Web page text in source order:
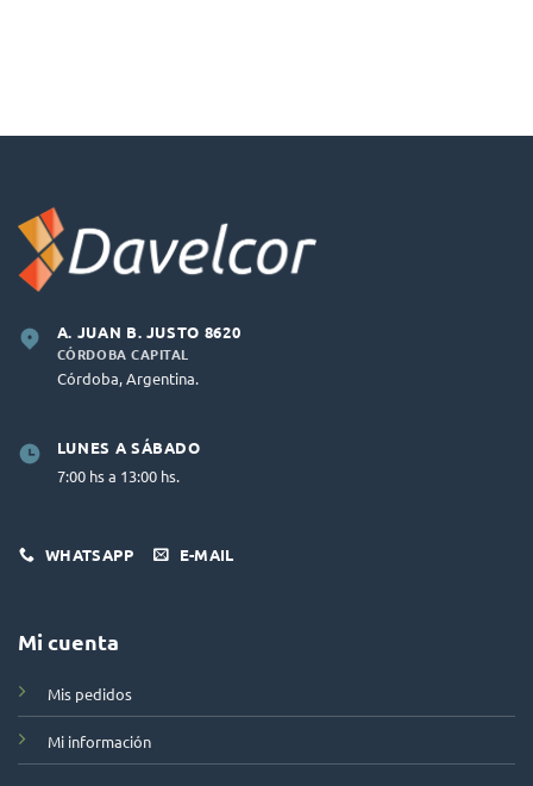
A. JUAN B. JUSTO 8620
CÓRDOBA CAPITAL
Córdoba, Argentina.
LUNES A SÁBADO
7:00 hs a 13:00 hs.
WHATSAPP E-MAIL
Mi cuenta
Mis pedidos
Mi información